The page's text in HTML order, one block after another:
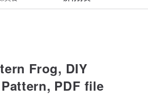
Frog, DIY
PDF file